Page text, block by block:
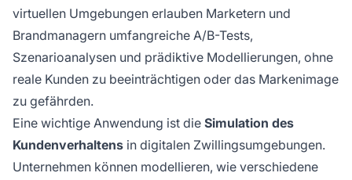
virtuellen Umgebungen erlauben Marketern und
Brandmanagern umfangreiche A/B-Tests,
Szenarioanalysen und prädiktive Modellierungen, ohne
reale Kunden zu beeinträchtigen oder das Markenimage
zu gefährden.
Eine wichtige Anwendung ist die Simulation des
Kundenverhaltens in digitalen Zwillingsumgebungen.
Unternehmen können modellieren, wie verschiedene